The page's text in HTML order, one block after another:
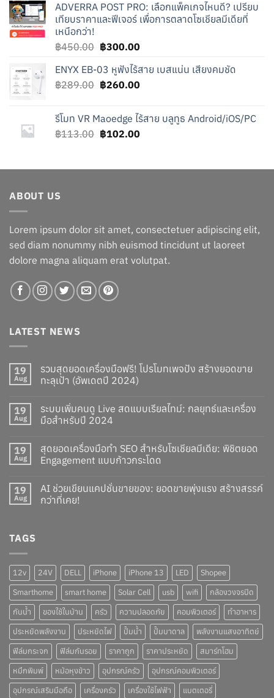
ADVERRA POST PRO: เลือกแพ็คเกจไหนดี? เปรียบ
เทียบราคาและฟีเจอร์ เพื่อการตลาดโซเชียลมีเดียที่
เหนือกว่า!
฿450.00 Original
was:
฿450.00.
฿300.00Current
is:
฿300.00.
ENYX EB-03 หูฟังไร้สาย เบสแน่น เสียงคมชัด
฿289.00 Original
฿289.00.
฿260.00Current
฿260.00.
รีโมท VR Maoedge ไร้สาย บลูทูธ Android/iOS/PC
฿113.00 Original
฿113.00.
฿102.00Current
฿102.00.
ABOUT US
Lorem ipsum dolor sit amet, consectetuer adipiscing elit,
sed diam nonummy nibh euismod tincidunt ut laoreet
dolore magna aliquam erat volutpat.
LATEST NEWS
19
Aug
รวมสุดยอดเครื่องมือฟรี! โปรโมทเพจปัง สร้างยอดขาย
ทะลุเป้า (อัพเดตปี 2024)
19
Aug
ระบบเพิ่มคนดู Live สดแบบเรียลไทม์: กลยุทธ์และเครื่อง
มือสำหรับปี 2024
19
Aug
สุดยอดเครื่องมือทำ SEO สำหรับโซเชียลมีเดีย: พิชิตยอด
Engagement แบบก้าวกระโดด
19
Aug
AI ช่วยเขียนแคปชั่นขายของ: ยอดขายพุ่งแรง สร้างสรรค์
กว่าที่เคย!
TAGS
12v 24V DELL iPhone iPhone 13 LED
Shopee
Smarthome
smart home Solar Cell usb wifi
กล้องวงจรปิด
กันน้ำ
ของใช้ในบ้าน ครัว ความปลอดภัย คอมพิวเตอร์
ทำอาหาร
ประหยัดพลังงาน
ประหยัดไฟ ปั๊มน้ำ ปั๊มบาดาล
พลังงานแสงอาทิตย์
ฟิล์มกระจก
ฟิล์มกันรอย ราคาถูก ราคาประหยัด
สมาร์ทโฮม
หมึกพิมพ์
หม้อหุงข้าว อุปกรณ์ครัว
อุปกรณ์คอมพิวเตอร์
อุปกรณ์เสริมมือถือ
เครื่องครัว เครื่องใช้ไฟฟ้า แบตเตอรี่